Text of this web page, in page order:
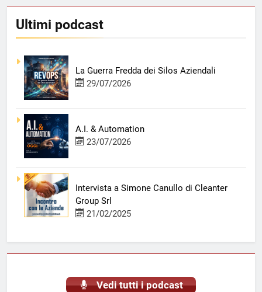
Ultimi podcast
La Guerra Fredda dei Silos Aziendali
29/07/2026
A.I. & Automation
23/07/2026
Intervista a Simone Canullo di Cleanter
Group Srl
21/02/2025
Vedi tutti i podcast